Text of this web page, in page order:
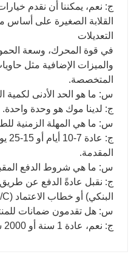
ج: نعم، يمكننا أن نقدم
القلابة الصغيرة على
التعديلات
في قوة المحرك، وسعة
والميزات الإضافية مثل
المتخصصة.
س: ما هو الحد الأدنى
ج: لدينا موك هو وحدة واحدة.
س: ما هي المهلة الزمنية
ج:
المقدمة.
س: ما هي شروط الدفع
ج: نقبل عادةً الدفع عن طريق
البنكي) أو خطاب الاعتماد (L/C).
س: هل تقدمون ضمانات
ج: نعم، عادة 1 سنة أو 2000 ساعة.